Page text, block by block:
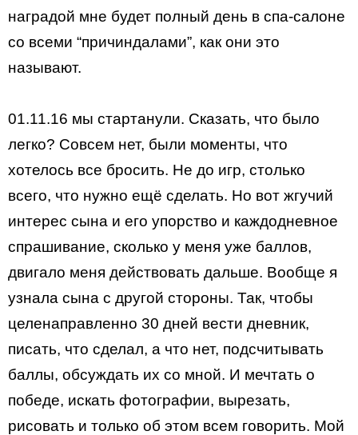
наградой мне будет полный день в спа-салоне
со всеми “причиндалами”, как они это
называют.
01.11.16 мы стартанули. Сказать, что было
легко? Совсем нет, были моменты, что
хотелось все бросить. Не до игр, столько
всего, что нужно ещё сделать. Но вот жгучий
интерес сына и его упорство и каждодневное
спрашивание, сколько у меня уже баллов,
двигало меня действовать дальше. Вообще я
узнала сына с другой стороны. Так, чтобы
целенаправленно 30 дней вести дневник,
писать, что сделал, а что нет, подсчитывать
баллы, обсуждать их со мной. И мечтать о
победе, искать фотографии, вырезать,
рисовать и только об этом всем говорить. Мой